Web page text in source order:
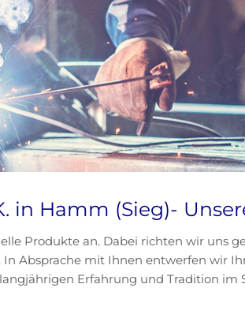
in Hamm (Sieg)-
Produkte an. Dabei richten wir uns
Absprache mit Ihnen entwerfen wir
Erfahrung und Tradition